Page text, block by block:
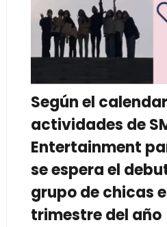
Según el
actividades de
Entertainment
se espera el
grupo de chicas
trimestre del año